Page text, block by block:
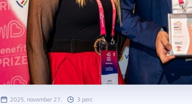
2025. november 27. 3 perc